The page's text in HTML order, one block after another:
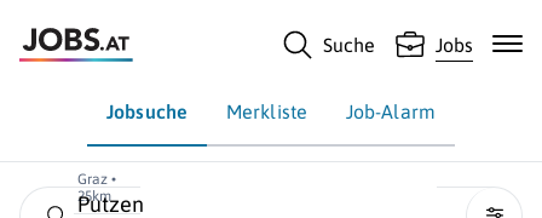
Suche Jobs
Jobsuche Merkliste Job-Alarm
Graz •
25km
Putzen